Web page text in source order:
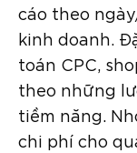
cáo theo
kinh doanh.
toán CPC,
theo những
tiềm năng.
chi phí cho